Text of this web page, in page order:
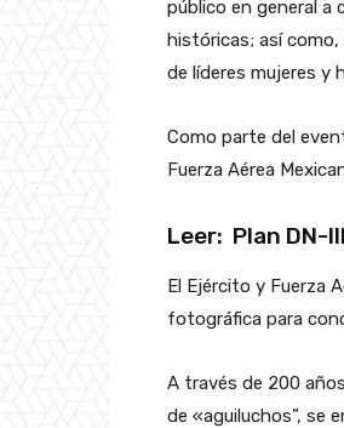
público en general a
históricas; así
de líderes mujeres y
Como parte del
Fuerza Aérea
Leer: Plan DN-
El Ejército y Fuerza
fotográfica para
A través de 200
de «aguiluchos”, se